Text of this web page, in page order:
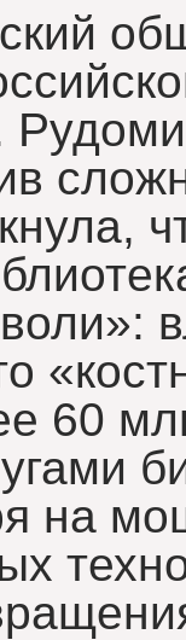
60
на